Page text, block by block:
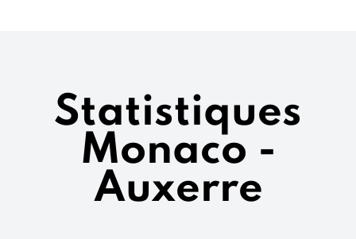
Statistiques
Monaco -
Auxerre